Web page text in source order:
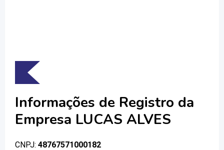
Informações de Registro da
Empresa LUCAS ALVES
CNPJ: 48767571000182